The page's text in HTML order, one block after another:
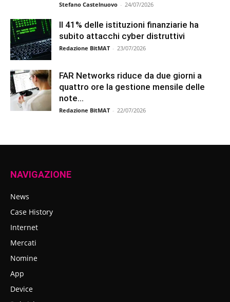
Stefano Castelnuovo - 24/07/2026
Il 41% delle istituzioni finanziarie ha
subito attacchi cyber distruttivi
Redazione BitMAT - 23/07/2026
FAR Networks riduce da due giorni a
quattro ore la gestione mensile delle
note...
Redazione BitMAT - 22/07/2026
NAVIGAZIONE
News
Case History
Internet
Mercati
Nomine
App
Device